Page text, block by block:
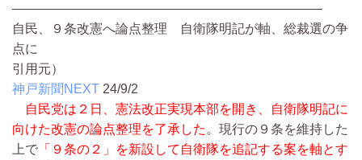
————————————————————————
自民、９条改憲へ論点整理 自衛隊明記が軸、総裁選の争
点に
引用元）
神戸新聞NEXT 24/9/2
自民党は２日、憲法改正実現本部を開き、自衛隊明記に
向けた改憲の論点整理を了承した 。現行の９条を維持した
上で 「９条の２」を新設して自衛隊を追記する案を軸とす